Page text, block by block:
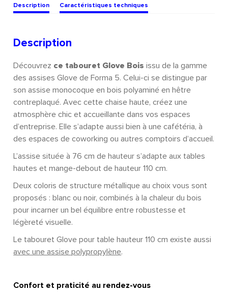
Description Caractéristiques techniques
Description
Découvrez ce tabouret Glove Bois issu de la gamme
des assises Glove de Forma 5. Celui-ci se distingue par
son assise monocoque en bois polyaminé en hêtre
contreplaqué. Avec cette chaise haute, créez une
atmosphère chic et accueillante dans vos espaces
d’entreprise. Elle s’adapte aussi bien à une cafétéria, à
des espaces de coworking ou autres comptoirs d’accueil.
L’assise située à 76 cm de hauteur s’adapte aux tables
hautes et mange-debout de hauteur 110 cm.
Deux coloris de structure métallique au choix vous sont
proposés : blanc ou noir, combinés à la chaleur du bois
pour incarner un bel équilibre entre robustesse et
légèreté visuelle.
Le tabouret Glove pour table hauteur 110 cm existe aussi
avec une assise polypropylène.
Confort et praticité au rendez-vous